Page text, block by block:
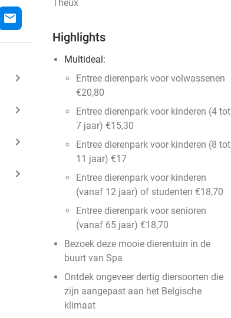
mail
keyboard_arrow_right
keyboard_arrow_right
keyboard_arrow_right
keyboard_arrow_right
Theux
Highlights
Multideal:
Entree dierenpark voor volwassenen
€20,80
Entree dierenpark voor kinderen (4 tot
7 jaar) €15,30
Entree dierenpark voor kinderen (8 tot
11 jaar) €17
Entree dierenpark voor kinderen
(vanaf 12 jaar) of studenten €18,70
Entree dierenpark voor senioren
(vanaf 65 jaar) €18,70
Bezoek deze mooie dierentuin in de
buurt van Spa
Ontdek ongeveer dertig diersoorten die
zijn aangepast aan het Belgische
klimaat